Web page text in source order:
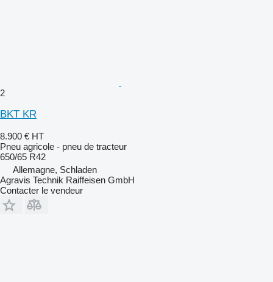
2
BKT KR
8.900 € HT
Pneu agricole - pneu de tracteur
650/65 R42
Allemagne, Schladen
Agravis Technik Raiffeisen GmbH
Contacter le vendeur